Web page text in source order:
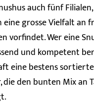
auch fünf
grosse Vielfalt an
vorfindet.Wer eine
und kompetent
eine bestens sortierte
den bunten Mix an